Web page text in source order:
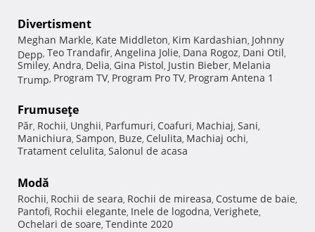
Divertisment
Meghan Markle, Kate Middleton, Kim Kardashian, Johnny
Depp, Teo Trandafir, Angelina Jolie, Dana Rogoz, Dani Otil,
Smiley, Andra, Delia, Gina Pistol, Justin Bieber, Melania
Trump, Program TV, Program Pro TV, Program Antena 1
Frumuseţe
Păr, Rochii, Unghii, Parfumuri, Coafuri, Machiaj, Sani,
Manichiura, Sampon, Buze, Celulita, Machiaj ochi,
Tratament celulita, Salonul de acasa
Modă
Rochii, Rochii de seara, Rochii de mireasa, Costume de baie,
Pantofi, Rochii elegante, Inele de logodna, Verighete,
Ochelari de soare, Tendinte 2020